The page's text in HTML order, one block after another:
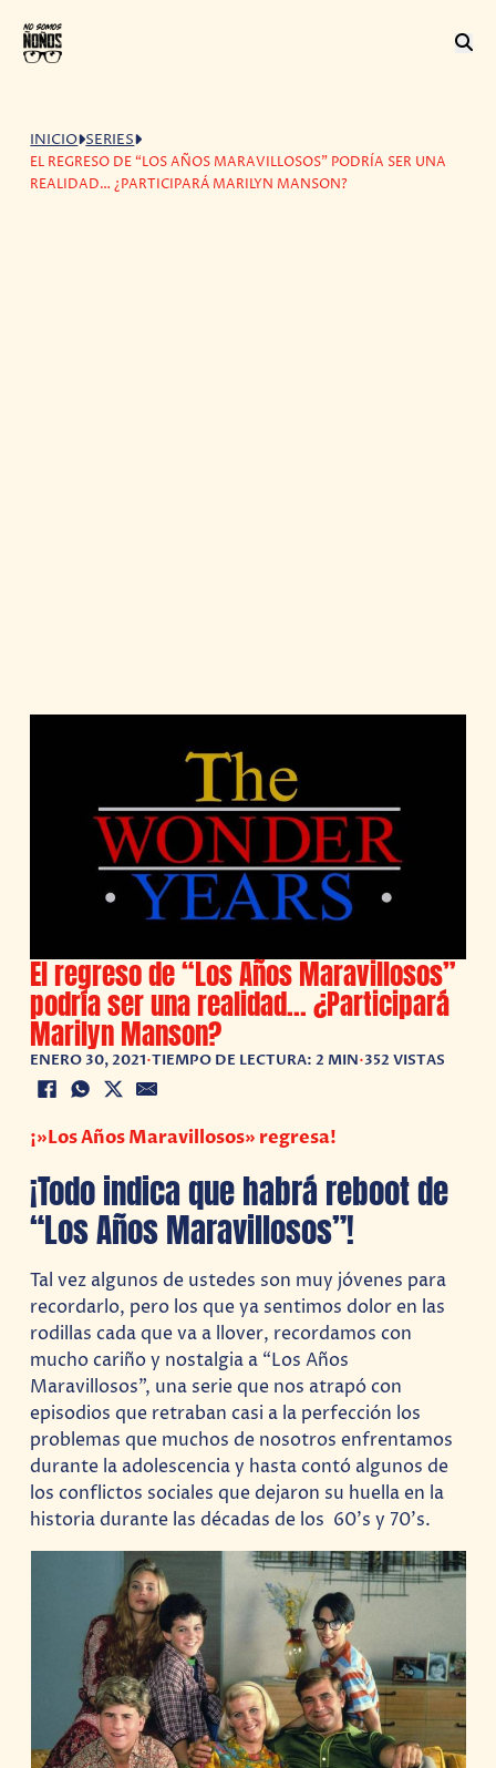
INICIO SERIES
EL REGRESO DE “LOS AÑOS MARAVILLOSOS” PODRÍA SER UNA
REALIDAD… ¿PARTICIPARÁ MARILYN MANSON?
El regreso de “Los Años Maravillosos”
podría ser una realidad… ¿Participará
Marilyn Manson?
ENERO 30, 2021•TIEMPO DE LECTURA: 2 MIN•352 VISTAS
¡»Los Años Maravillosos» regresa!
¡Todo indica que habrá reboot de
“Los Años Maravillosos”!
Tal vez algunos de ustedes son muy jóvenes para
recordarlo, pero los que ya sentimos dolor en las
rodillas cada que va a llover, recordamos con
mucho cariño y nostalgia a “Los Años
Maravillosos”, una serie que nos atrapó con
episodios que retraban casi a la perfección los
problemas que muchos de nosotros enfrentamos
durante la adolescencia y hasta contó algunos de
los conflictos sociales que dejaron su huella en la
historia durante las décadas de los 60’s y 70’s.